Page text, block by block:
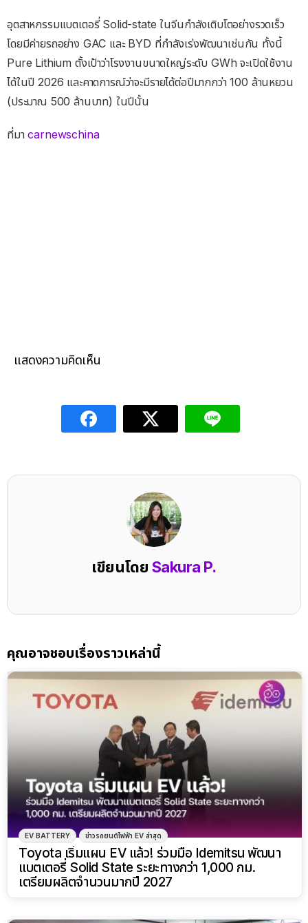
อุตสาหกรรมแบตเตอรี่ Solid-state ในจีนกำลังเติบโตอย่างรวดเร็ว
โดยมีค่ายรถอย่าง GAC และ BYD ที่กำลังเร่งพัฒนาเช่นกัน ทั้งนี้
Pure Lithium ตั้งเป้าว่าโรงงานขนาดใหญ่ระดับ GWh จะเปิดใช้งาน
ได้ในปี 2026 และคาดการณ์ว่าจะมีรายได้ต่อปีมากกว่า 100 ล้านหยวน
(ประมาณ 500 ล้านบาท) ในปีนั้น
ที่มาcarnewschina
แสดงความคิดเห็น
เขียนโดย Sakura P.
คุณอาจชอบเรื่องราวเหล่านี้
EV BATTERY ข่าวรถยนต์ไฟฟ้า EV ล่าสุด
Toyota เริ่มแผน EV แล้ว! ร่วมมือ Idemitsu พัฒนา
แบตเตอรี่ Solid State ระยะทางกว่า 1,000 กม.
เตรียมผลิตจำนวนมากปี 2027